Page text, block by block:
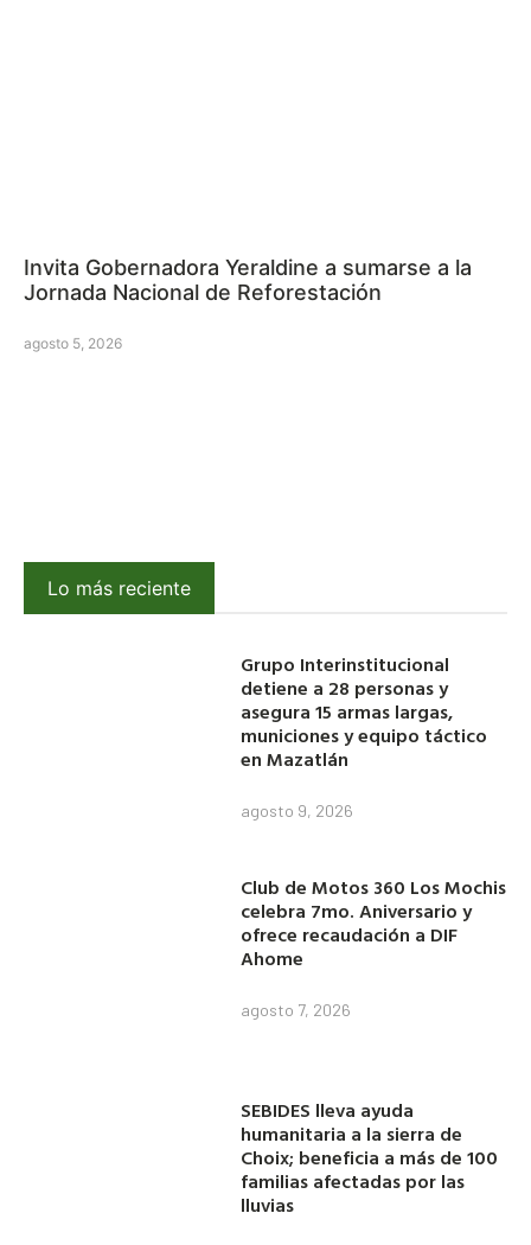
Invita Gobernadora Yeraldine a sumarse a la
Jornada Nacional de Reforestación
agosto 5, 2026
Lo más reciente
Grupo Interinstitucional
detiene a 28 personas y
asegura 15 armas largas,
municiones y equipo táctico
en Mazatlán
agosto 9, 2026
Club de Motos 360 Los Mochis
celebra 7mo. Aniversario y
ofrece recaudación a DIF
Ahome
agosto 7, 2026
SEBIDES lleva ayuda
humanitaria a la sierra de
Choix; beneficia a más de 100
familias afectadas por las
lluvias